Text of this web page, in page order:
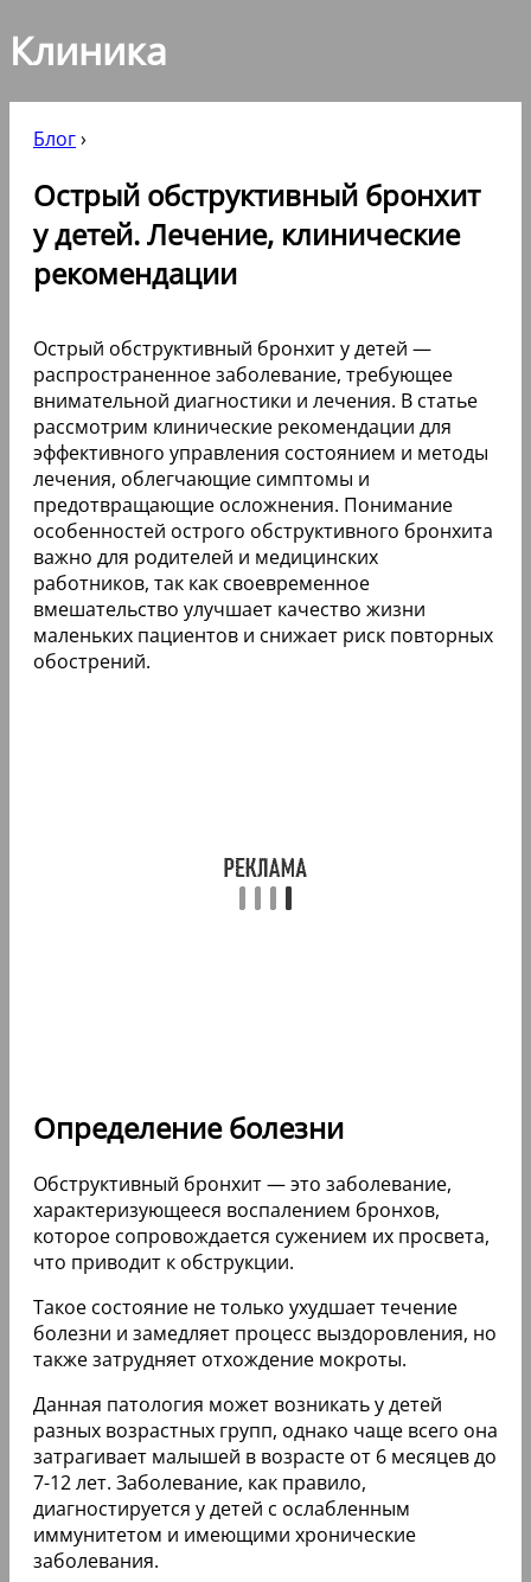
Клиника
Блог›
Острый обструктивный бронхит
у детей. Лечение, клинические
рекомендации
Острый обструктивный бронхит у детей —
распространенное заболевание, требующее
внимательной диагностики и лечения. В статье
рассмотрим клинические рекомендации для
эффективного управления состоянием и методы
лечения, облегчающие симптомы и
предотвращающие осложнения. Понимание
особенностей острого обструктивного бронхита
важно для родителей и медицинских
работников, так как своевременное
вмешательство улучшает качество жизни
маленьких пациентов и снижает риск повторных
обострений.
Определение болезни
Обструктивный бронхит — это заболевание,
характеризующееся воспалением бронхов,
которое сопровождается сужением их просвета,
что приводит к обструкции.
Такое состояние не только ухудшает течение
болезни и замедляет процесс выздоровления, но
также затрудняет отхождение мокроты.
Данная патология может возникать у детей
разных возрастных групп, однако чаще всего она
затрагивает малышей в возрасте от 6 месяцев до
7-12 лет. Заболевание, как правило,
диагностируется у детей с ослабленным
иммунитетом и имеющими хронические
заболевания.